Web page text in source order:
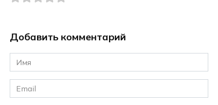
Добавить комментарий
Имя
*
Email
*